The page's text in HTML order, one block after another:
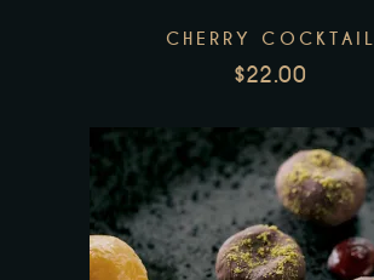
CHERRY COCKTAIL
$22.00